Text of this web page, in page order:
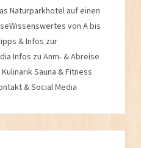
Naturparkhotel auf einen
von A bis
& Infos zur
Infos zu Anm- & Abreise
Sauna & Fitness
& Social Media